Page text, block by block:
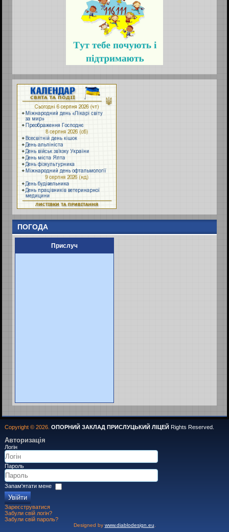
ПОГОДА
Прислуч
Copyright © 2026. ОПОРНИЙ ЗАКЛАД ПРИСЛУЦЬКИЙ ЛІЦЕЙRights Reserved.
Авторизація
Логін
Пароль
Запам'ятати мене
Увійти
Зареєструватися
Забули свій логін?
Забули свій пароль?
Designed by www.diablodesign.eu